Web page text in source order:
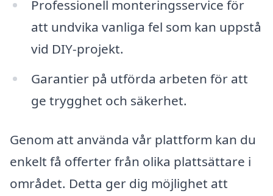
Professionell monteringsservice för
att undvika vanliga fel som kan uppstå
vid DIY-projekt.
Garantier på utförda arbeten för att
ge trygghet och säkerhet.
Genom att använda vår plattform kan du
enkelt få offerter från olika plattsättare i
området. Detta ger dig möjlighet att